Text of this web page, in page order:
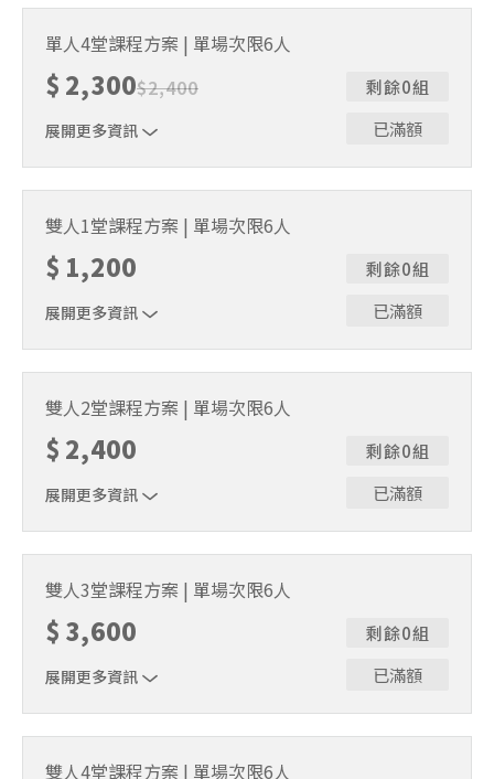
邀請親友一同報名參加，一起精進匹克球基本功！ 如人數
未達開班門檻，或因天候不佳無法如期舉行，POA將視情況
安排延期或併班處理。 ⚠️ 報名完成後，如因天候因素無法
上課，僅提供課程延期選項，恕不退費，請參閱【報名與課
程異動規則】。報名後視為您已同意上述規則。
單人4堂課程方案 | 單場次限6人
$ 2,300$2,400
展開更多資訊
剩餘0組
已滿額
邀請親友一同報名參加，一起精進匹克球基本功！ 如人數
未達開班門檻，或因天候不佳無法如期舉行，POA將視情況
安排延期或併班處理。 ⚠️ 報名完成後，如因天候因素無法
上課，僅提供課程延期選項，恕不退費，請參閱【報名與課
程異動規則】。報名後視為您已同意上述規則。
雙人1堂課程方案 | 單場次限6人
$ 1,200
展開更多資訊
剩餘0組
已滿額
邀請親友一同報名參加，一起精進匹克球基本功！ 如人數
未達開班門檻，或因天候不佳無法如期舉行，POA將視情況
安排延期或併班處理。 ⚠️ 報名完成後，如因天候因素無法
上課，僅提供課程延期選項，恕不退費，請參閱【報名與課
程異動規則】。報名後視為您已同意上述規則。
雙人2堂課程方案 | 單場次限6人
$ 2,400
展開更多資訊
剩餘0組
已滿額
邀請親友一同報名參加，一起精進匹克球基本功！ 如人數
未達開班門檻，或因天候不佳無法如期舉行，POA將視情況
安排延期或併班處理。 ⚠️ 報名完成後，如因天候因素無法
上課，僅提供課程延期選項，恕不退費，請參閱【報名與課
程異動規則】。報名後視為您已同意上述規則。
雙人3堂課程方案 | 單場次限6人
$ 3,600
展開更多資訊
剩餘0組
已滿額
邀請親友一同報名參加，一起精進匹克球基本功！ 如人數
雙人4堂課程方案 | 單場次限6人